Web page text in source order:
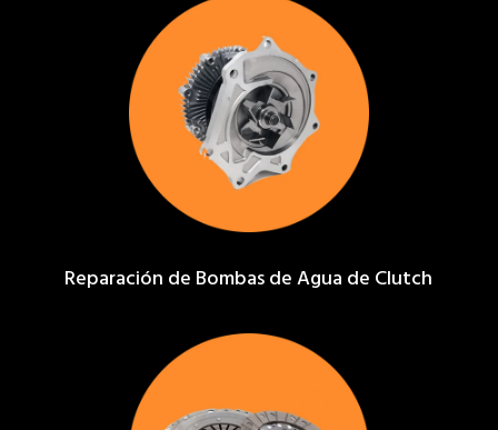
Reparación de Bombas de Agua de Clutch